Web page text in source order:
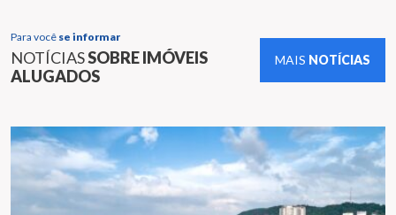
Para você se informar
NOTÍCIASSOBRE IMÓVEIS
ALUGADOS
MAIS NOTÍCIAS